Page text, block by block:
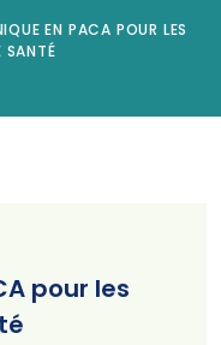
EN PACA POUR LES
SANTÉ
pour les